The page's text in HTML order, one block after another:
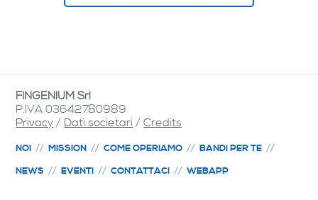
FINGENIUM Srl
P.IVA 03642780989
Privacy / Dati societari /Credits
NOI MISSION COME OPERIAMO
BANDI PER TE
NEWS
EVENTI CONTATTACI WEBAPP